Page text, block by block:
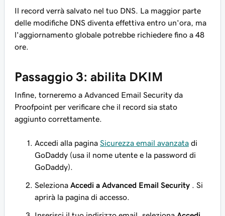
Il record verrà salvato nel tuo DNS. La maggior parte
delle modifiche DNS diventa effettiva entro un'ora, ma
l'aggiornamento globale potrebbe richiedere fino a 48
ore.
Passaggio 3: abilita DKIM
Infine, torneremo a Advanced Email Security da
Proofpoint per verificare che il record sia stato
aggiunto correttamente.
Accedi alla pagina Sicurezza email avanzata di
GoDaddy (usa il nome utente e la password di
GoDaddy).
Seleziona Accedi a Advanced Email Security . Si
aprirà la pagina di accesso.